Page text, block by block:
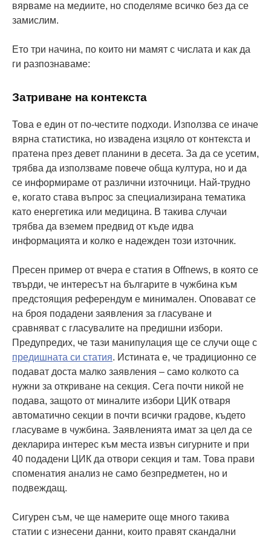
вярваме на медиите, но споделяме всичко без да се
замислим.
Ето три начина, по които ни мамят с числата и как да
ги разпознаваме:
Затриване на контекста
Това е един от по-честите подходи. Използва се иначе
вярна статистика, но извадена изцяло от контекста и
пратена през девет планини в десета. За да се усетим,
трябва да използваме повече обща култура, но и да
се информираме от различни източници. Най-трудно
е, когато става въпрос за специализирана тематика
като енергетика или медицина. В такива случаи
трябва да вземем предвид от къде идва
информацията и колко е надежден този източник.
Пресен пример от вчера е статия в Offnews, в която се
твърди, че интересът на българите в чужбина към
предстоящия референдум е минимален. Оповават се
на броя подадени заявления за гласуване и
сравняват с гласувалите на предишни избори.
Предупредих, че тази манипулация ще се случи още с
предишната си статия. Истината е, че традиционно се
подават доста малко заявления – само колкото са
нужни за откриване на секция. Сега почти никой не
подава, защото от миналите избори ЦИК отваря
автоматично секции в почти всички градове, където
гласуваме в чужбина. Заявленията имат за цел да се
декларира интерес към места извън сигурните и при
40 подадени ЦИК да отвори секция и там. Това прави
споменатия анализ не само безпредметен, но и
подвеждащ.
Сигурен съм, че ще намерите още много такива
статии с изнесени данни, които правят скандални